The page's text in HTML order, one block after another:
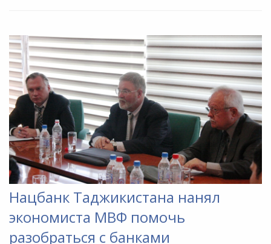
Нацбанк Таджикистана нанял
экономиста МВФ помочь
разобраться с банками